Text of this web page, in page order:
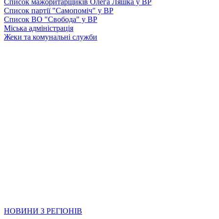
Список мажоритарщиків Олега Ляшка у ВР
Список партії "Самопоміч" у ВР
Список ВО "Свобода" у ВР
Міська адміністрація
Жеки та комунальні служби
НОВИНИ З РЕГІОНІВ